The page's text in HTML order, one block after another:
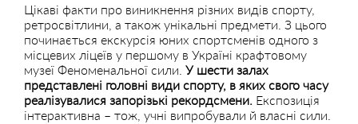
Цікаві факти про виникнення різних видів спорту,
ретросвітлини, а також унікальні предмети. З цього
починається екскурсія юних спортсменів одного з
місцевих ліцеїв у першому в Україні крафтовому
музеї Феноменальної сили. У шести залах
представлені головні види спорту, в яких свого часу
реалізувалися запорізькі рекордсмени. Експозиція
інтерактивна – тож, учні випробували й власні сили.